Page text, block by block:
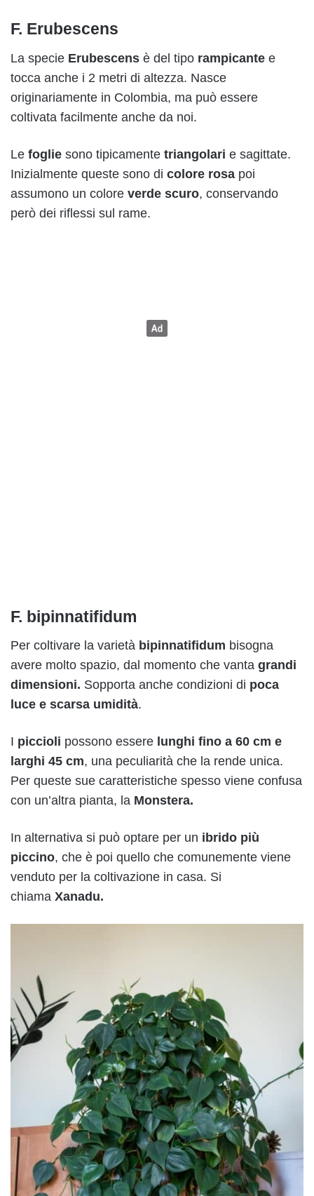
F. Erubescens
La specie Erubescens è del tipo rampicante e
tocca anche i 2 metri di altezza. Nasce
originariamente in Colombia, ma può essere
coltivata facilmente anche da noi.
Le foglie sono tipicamente triangolari e sagittate.
Inizialmente queste sono di colore rosa poi
assumono un colore verde scuro, conservando
però dei riflessi sul rame.
F. bipinnatifidum
Per coltivare la varietà bipinnatifidum bisogna
avere molto spazio, dal momento che vanta grandi
dimensioni. Sopporta anche condizioni di poca
luce e scarsa umidità.
I piccioli possono essere lunghi fino a 60 cm e
larghi 45 cm, una peculiarità che la rende unica.
Per queste sue caratteristiche spesso viene confusa
con un’altra pianta, la Monstera.
In alternativa si può optare per un ibrido più
piccino, che è poi quello che comunemente viene
venduto per la coltivazione in casa. Si
chiama Xanadu.